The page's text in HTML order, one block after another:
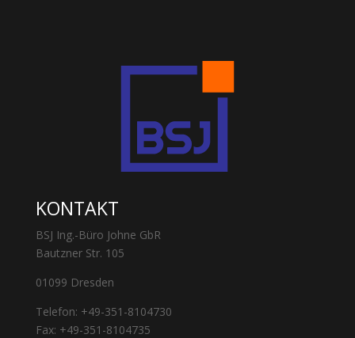
KONTAKT
BSJ Ing.-Büro Johne GbR
Bautzner Str. 105
01099 Dresden
Telefon: +49-351-8104730
Fax: +49-351-8104735